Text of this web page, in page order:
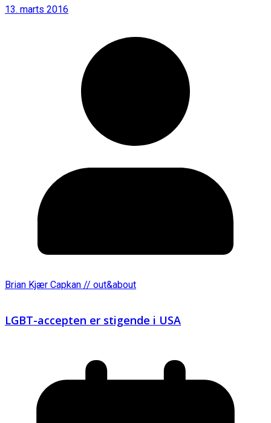
13. marts 2016
Brian Kjær Capkan // out&about
LGBT-accepten er stigende i USA